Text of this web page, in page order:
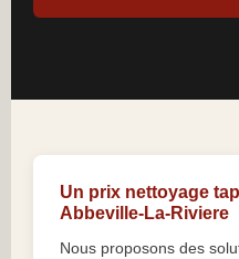
Un prix nettoyage
Abbeville-La-Riviere
Nous proposons des